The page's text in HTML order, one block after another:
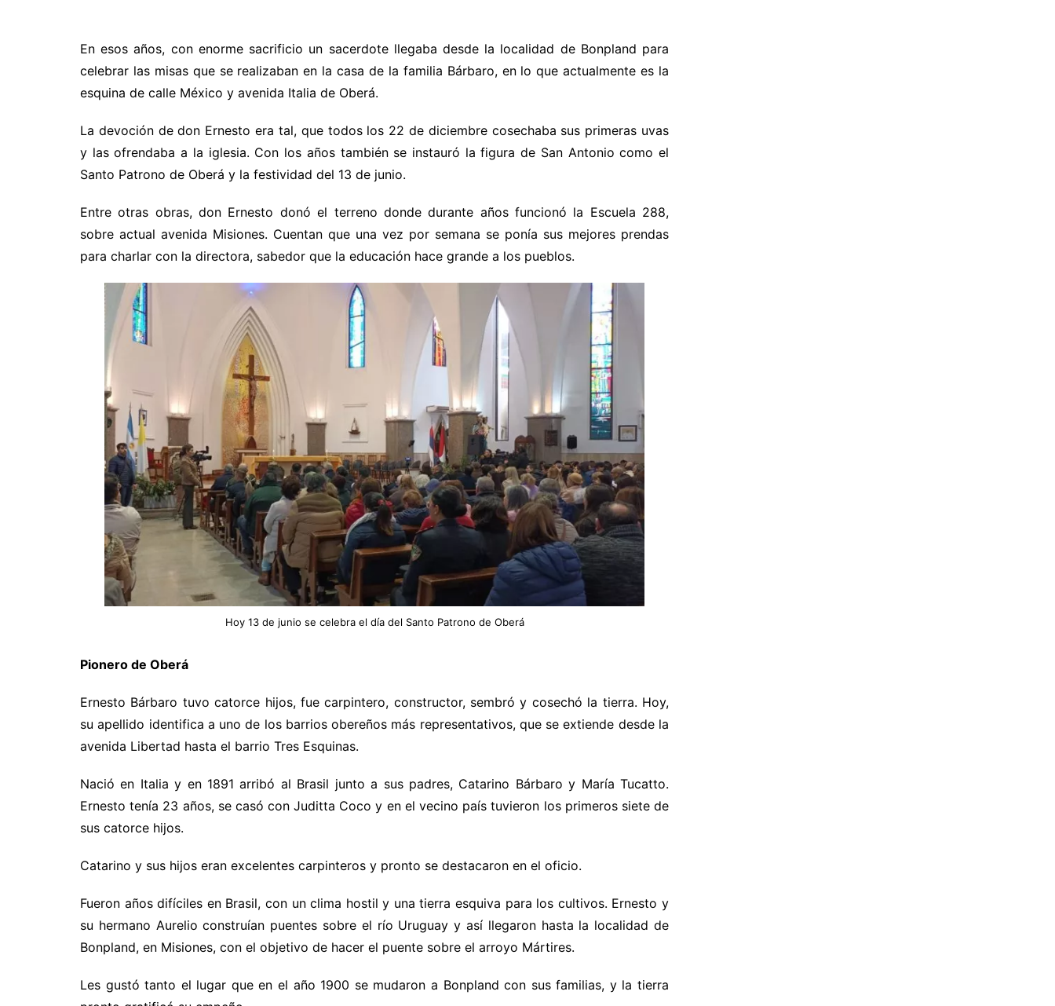
En esos años, con enorme sacrificio un sacerdote llegaba desde la localidad de Bonpland para
celebrar las misas que se realizaban en la casa de la familia Bárbaro, en lo que actualmente es la
esquina de calle México y avenida Italia de Oberá.
La devoción de don Ernesto era tal, que todos los 22 de diciembre cosechaba sus primeras uvas
y las ofrendaba a la iglesia. Con los años también se instauró la figura de San Antonio como el
Santo Patrono de Oberá y la festividad del 13 de junio.
Entre otras obras, don Ernesto donó el terreno donde durante años funcionó la Escuela 288,
sobre actual avenida Misiones. Cuentan que una vez por semana se ponía sus mejores prendas
para charlar con la directora, sabedor que la educación hace grande a los pueblos.
Hoy 13 de junio se celebra el día del Santo Patrono de Oberá
Pionero de Oberá
Ernesto Bárbaro tuvo catorce hijos, fue carpintero, constructor, sembró y cosechó la tierra. Hoy,
su apellido identifica a uno de los barrios obereños más representativos, que se extiende desde la
avenida Libertad hasta el barrio Tres Esquinas.
Nació en Italia y en 1891 arribó al Brasil junto a sus padres, Catarino Bárbaro y María Tucatto.
Ernesto tenía 23 años, se casó con Juditta Coco y en el vecino país tuvieron los primeros siete de
sus catorce hijos.
Catarino y sus hijos eran excelentes carpinteros y pronto se destacaron en el oficio.
Fueron años difíciles en Brasil, con un clima hostil y una tierra esquiva para los cultivos. Ernesto y
su hermano Aurelio construían puentes sobre el río Uruguay y así llegaron hasta la localidad de
Bonpland, en Misiones, con el objetivo de hacer el puente sobre el arroyo Mártires.
Les gustó tanto el lugar que en el año 1900 se mudaron a Bonpland con sus familias, y la tierra